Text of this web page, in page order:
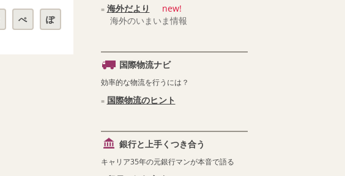
ぺ ぽ
海外だより
new!
海外のいまいま情報
国際物流ナビ
効率的な物流を行うには？
国際物流のヒント
銀行と上手くつき合う
キャリア35年の元銀行マンが本音で語る